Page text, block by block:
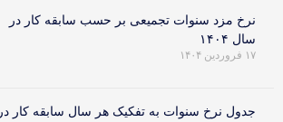
نرخ مزد سنوات تجمیعی بر حسب سابقه کار در
سال ۱۴۰۴
۱۷ فروردین ۱۴۰۴
جدول نرخ سنوات به تفکیک هر سال سابقه کار در